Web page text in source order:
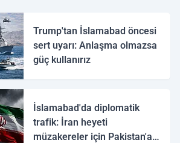
Trump'tan İslamabad öncesi
sert uyarı: Anlaşma olmazsa
güç kullanırız
İslamabad'da diplomatik
trafik: İran heyeti
müzakereler için Pakistan'a